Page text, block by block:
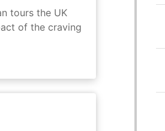
tours the UK
of the craving